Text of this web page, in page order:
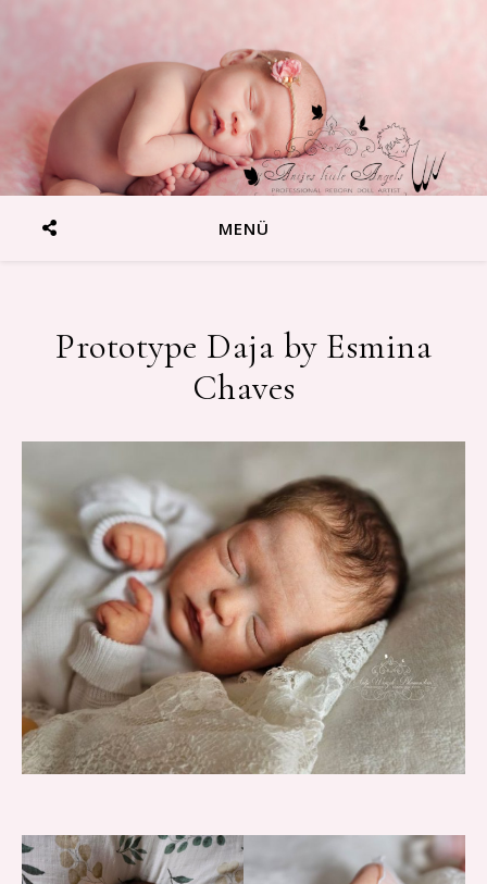
Reborn Baby Artist Antje Wenzek-Blumenstein
MENÜ
Prototype Daja by Esmina
Chaves